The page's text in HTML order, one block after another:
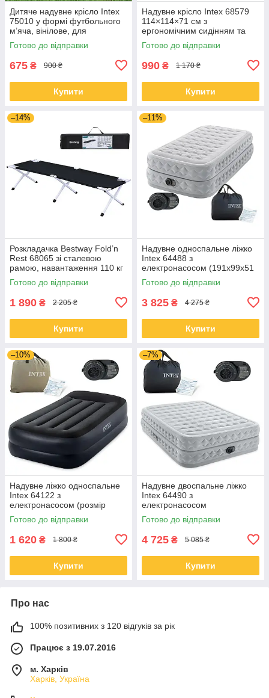
Дитяче надувне крісло Intex
75010 у формі футбольного
м’яча, вінілове, для
відпочинку та ігор
Готово до відправки
675 ₴ 900 ₴
Купити
Надувне крісло Intex 68579
114×114×71 см з
ергономічним сидінням та
м’яким покриттям
Готово до відправки
990 ₴ 1 170 ₴
Купити
–14%
Розкладачка Bestway Fold’n
Rest 68065 зі сталевою
рамою, навантаження 110 кг
Готово до відправки
1 890 ₴ 2 205 ₴
Купити
–11%
Надувне односпальне ліжко
Intex 64488 з
електронасосом (191x99x51
см)
Готово до відправки
3 825 ₴ 4 275 ₴
Купити
–10%
Надувне ліжко односпальне
Intex 64122 з
електронасосом (розмір
191x91x42 см)
Готово до відправки
1 620 ₴ 1 800 ₴
Купити
–7%
Надувне двоспальне ліжко
Intex 64490 з
електронасосом
(203×152×51 см)
Готово до відправки
4 725 ₴ 5 085 ₴
Купити
Про нас
100% позитивних з 120 відгуків за рік
Працює з 19.07.2016
м. Харків
Харків, Україна